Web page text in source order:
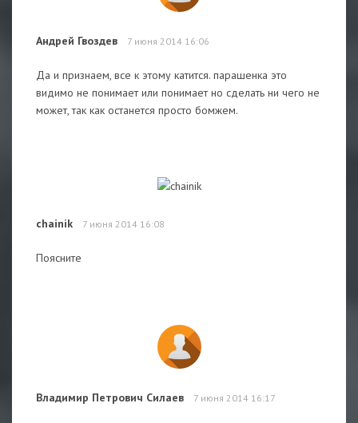
Андрей Гвоздев 7 июня 2014 16:06
Да и признаем, все к этому катится. парашенка это
видимо не понимает или понимает но сделать ни чего не
может, так как останется просто бомжем.
chainik 7 июня 2014 16:08
Поясните
Владимир Петрович Силаев 7 июня 2014 16:17